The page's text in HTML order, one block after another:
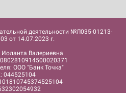
деятельности №Л035-01213-
от 14.07.2023 г.
Валериевна
ООО "Банк Точка"
044525104